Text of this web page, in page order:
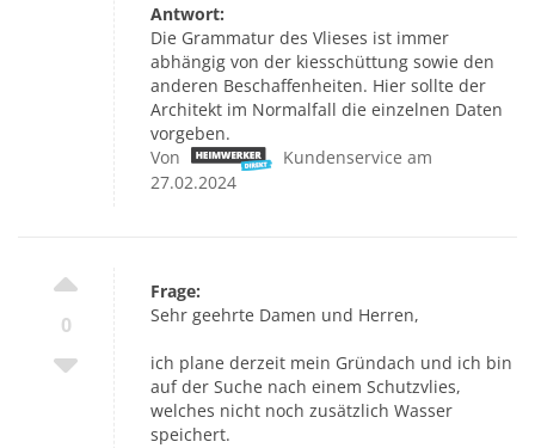
Antwort:
Die Grammatur des Vlieses ist immer
abhängig von der kiesschüttung sowie den
anderen Beschaffenheiten. Hier sollte der
Architekt im Normalfall die einzelnen Daten
vorgeben.
Von
Kundenservice am
27.02.2024
0
Frage:
Sehr geehrte Damen und Herren,
ich plane derzeit mein Gründach und ich bin
auf der Suche nach einem Schutzvlies,
welches nicht noch zusätzlich Wasser
speichert.